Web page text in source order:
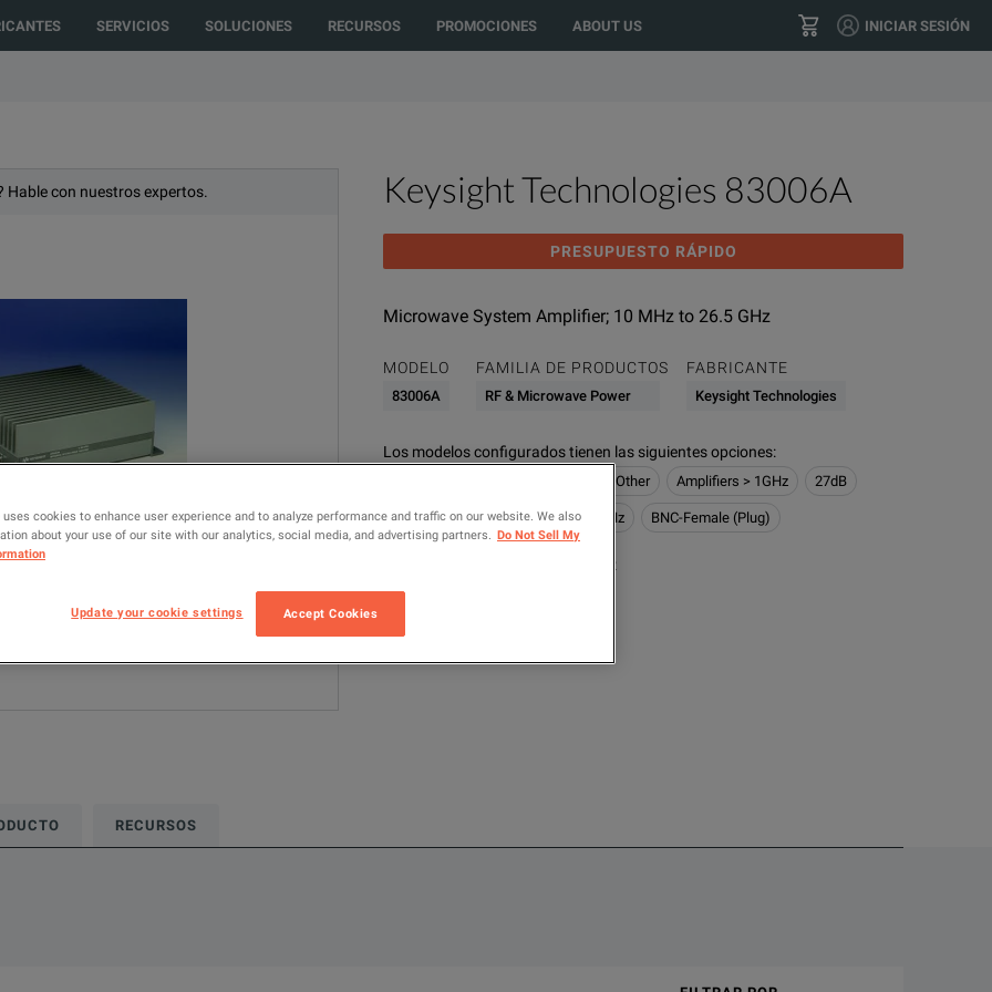
to another country or region to see content and products specific to your location? US GO
SERVICIOS SOLUCIONES RECURSOS PROMOCIONES ABOUT US INICIAR SESIÓN
Hable con nuestros expertos. Keysight Technologies 83006A
PRESUPUESTO RÁPIDO
Microwave System Amplifier; 10 MHz to 26.5 GHz
MODELO
83006A
FAMILIA DE PRODUCTOS
RF & Microwave Power
FABRICANTE
Keysight Technologies
Los modelos configurados tienen las siguientes opciones:
Noise & Other Amplifiers > 1GHz 27dB
20GHz <= 50GHz 1GHz <= 10GHz BNC-Female (Plug)
AÑADIR PARA COMPARAR
RECURSOS
cookies to enhance user experience and to analyze performance and traffic on our website. We also
about your use of our site with our analytics, social media, and advertising partners. Do Not Sell My
Update your cookie settings Accept Cookies